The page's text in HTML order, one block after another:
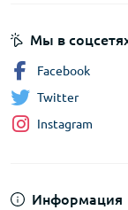
Информация
Мы в
Facebook
Twitter
Instagram